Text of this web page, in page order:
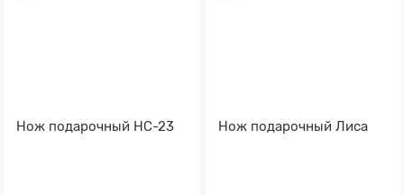
Нож подарочный НС-23 Нож подарочный Лиса